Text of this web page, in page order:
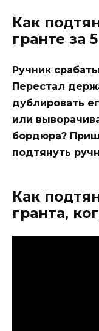
Как
гранте за
Ручник
Перестал
дублировать
или
бордюра?
подтянуть
Как
гранта,